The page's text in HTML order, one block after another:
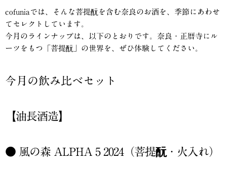
cofuniaでは、そんな菩提酛を含む奈良のお酒を、季節にあわせ
てセレクトしています。
今月のラインナップは、以下のとおりです。奈良・正暦寺にル
ーツをもつ「菩提酛」の世界を、ぜひ体験してください。
今月の飲み比べセット
【油長酒造】
● 風の森 ALPHA 5 2024（菩提酛・火入れ）